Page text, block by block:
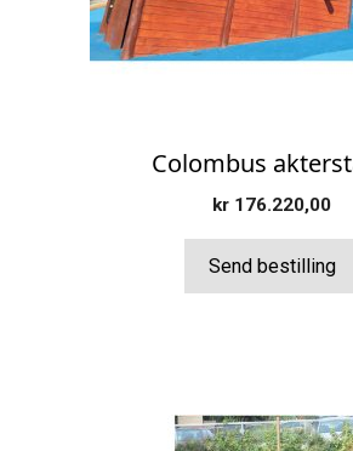
Colombus
kr 176.220,00
Send bestilling